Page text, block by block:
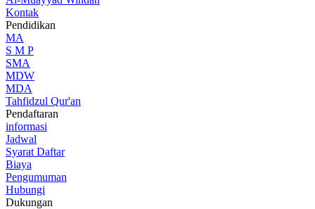
Kontak
Pendidikan
MA
S M P
SMA
MDW
MDA
Tahfidzul Qur'an
Pendaftaran
informasi
Jadwal
Syarat Daftar
Biaya
Pengumuman
Hubungi
Dukungan